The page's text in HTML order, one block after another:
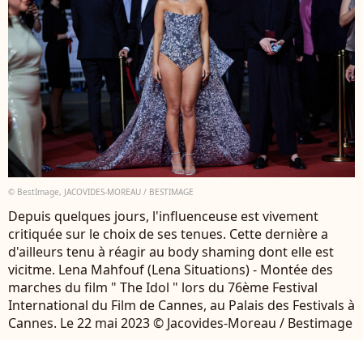
© BestImage, JACOVIDES-MOREAU / BESTIMAGE
Depuis quelques jours, l'influenceuse est vivement
critiquée sur le choix de ses tenues. Cette dernière a
d'ailleurs tenu à réagir au body shaming dont elle est
vicitme. Lena Mahfouf (Lena Situations) - Montée des
marches du film " The Idol " lors du 76ème Festival
International du Film de Cannes, au Palais des Festivals à
Cannes. Le 22 mai 2023 © Jacovides-Moreau / Bestimage